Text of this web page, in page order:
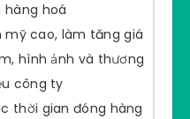
hàng hoá
mỹ cao, làm tăng giá
hình ảnh và thương
công ty
thời gian đóng hàng